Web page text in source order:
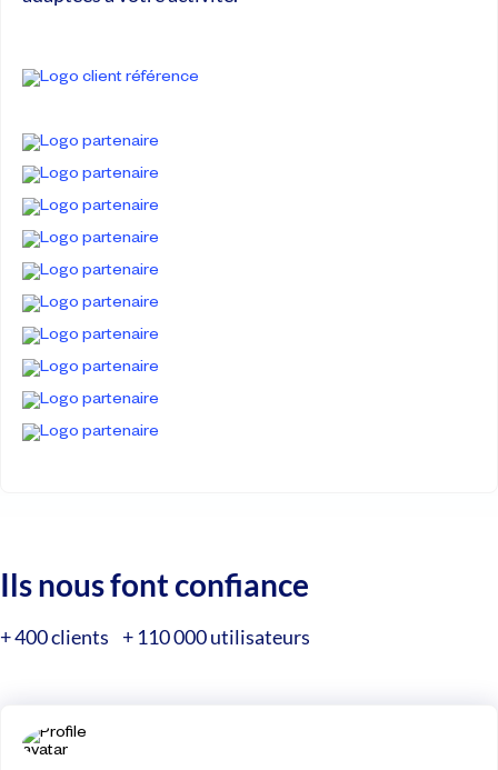
Ils nous font confiance
+ 400 clients + 110 000 utilisateurs